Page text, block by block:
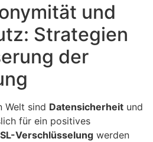
und
Strategien
der
Welt sind Datensicherheit und
für ein positives
Verschlüsselung werden